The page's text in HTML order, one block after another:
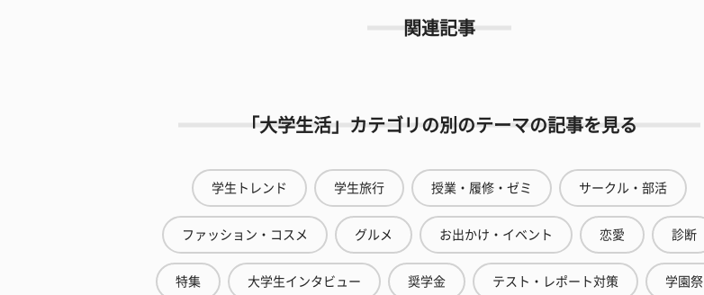
関連記事
「大学生活」カテゴリの別のテーマの記事を見る
学生トレンド 学生旅行 授業・履修・ゼミ サークル・部活
ファッション・コスメ グルメ お出かけ・イベント 恋愛 診断
特集 大学生インタビュー 奨学金 テスト・レポート対策 学園祭